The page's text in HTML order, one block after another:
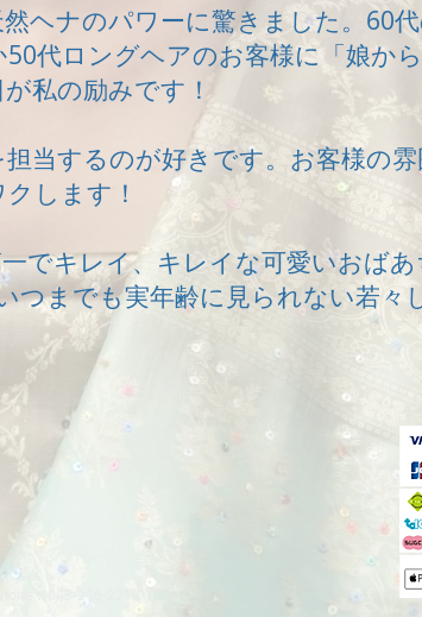
ヘナのパワーに驚きました。60
代ロングヘアのお客様に「娘か
私の励みです！
当するのが好きです。お客様の
します！
でキレイ、キレイな可愛いおば
つまでも実年齢に見られない若々
: 043-216-2218